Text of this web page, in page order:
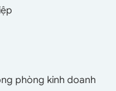
phòng kinh doanh